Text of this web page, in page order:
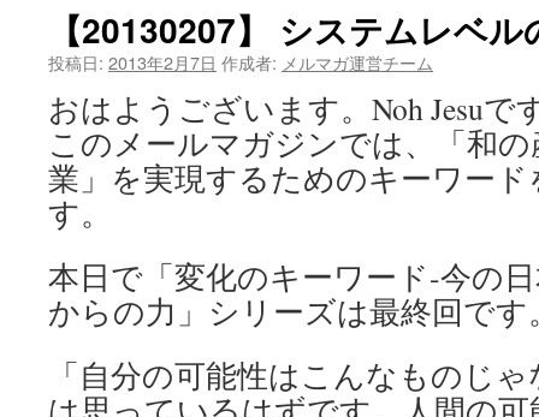
【20130207】 システムレベル
投稿日: 2013年2月7日 作成者: メルマガ運営チーム
おはようございます。Noh Jesuで
このメールマガジンでは、「和
業」を実現するためのキーワー
す。
本日で「変化のキーワード-今の
からの力」シリーズは最終回です
「自分の可能性はこんなものじ